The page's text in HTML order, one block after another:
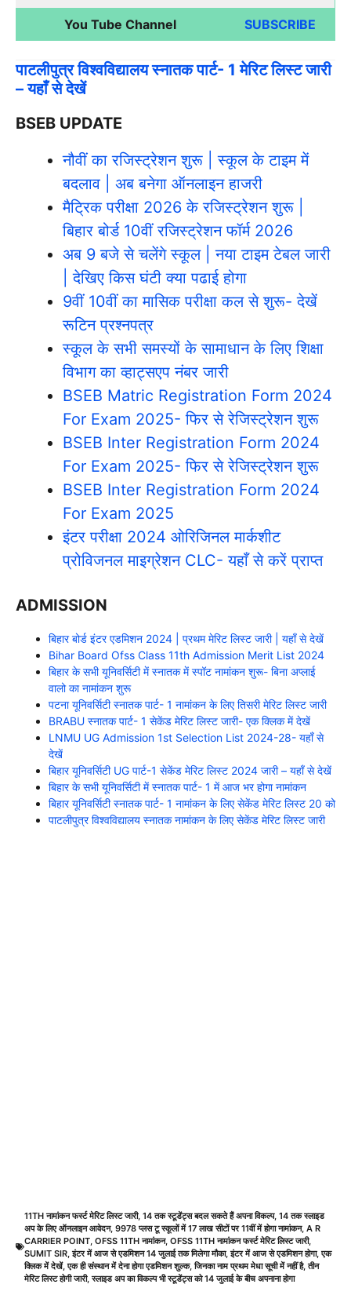
You Tube Channel SUBSCRIBE
पाटलीपुत्र विश्वविद्यालय स्नातक पार्ट- 1 मेरिट लिस्ट जारी
– यहाँ से देखें
BSEB UPDATE
नौवीं का रजिस्ट्रेशन शुरू | स्कूल के टाइम में
बदलाव | अब बनेगा ऑनलाइन हाजरी
मैट्रिक परीक्षा 2026 के रजिस्ट्रेशन शुरू |
बिहार बोर्ड 10वीं रजिस्ट्रेशन फॉर्म 2026
अब 9 बजे से चलेंगे स्कूल | नया टाइम टेबल जारी
| देखिए किस घंटी क्या पढाई होगा
9वीं 10वीं का मासिक परीक्षा कल से शुरू- देखें
रूटिन प्रश्नपत्र
स्कूल के सभी समस्यों के सामाधान के लिए शिक्षा
विभाग का व्हाट्सएप नंबर जारी
BSEB Matric Registration Form 2024
For Exam 2025- फिर से रेजिस्ट्रेशन शुरू
BSEB Inter Registration Form 2024
For Exam 2025- फिर से रेजिस्ट्रेशन शुरू
BSEB Inter Registration Form 2024
For Exam 2025
इंटर परीक्षा 2024 ओरिजिनल मार्कशीट
प्रोविजनल माइग्रेशन CLC- यहाँ से करें प्राप्त
ADMISSION
बिहार बोर्ड इंटर एडमिशन 2024 | प्रथम मेरिट लिस्ट जारी | यहाँ से देखें
Bihar Board Ofss Class 11th Admission Merit List 2024
बिहार के सभी यूनिवर्सिटी में स्नातक में स्पॉट नामांकन शुरू- बिना अप्लाई
वालो का नामांकन शुरू
पटना यूनिवर्सिटी स्नातक पार्ट- 1 नामांकन के लिए तिसरी मेरिट लिस्ट जारी
BRABU स्नातक पार्ट- 1 सेकेंड मेरिट लिस्ट जारी- एक क्लिक में देखें
LNMU UG Admission 1st Selection List 2024-28- यहाँ से
देखें
बिहार यूनिवर्सिटी UG पार्ट-1 सेकेंड मेरिट लिस्ट 2024 जारी – यहाँ से देखें
बिहार के सभी यूनिवर्सिटी में स्नातक पार्ट- 1 में आज भर होगा नामांकन
बिहार यूनिवर्सिटी स्नातक पार्ट- 1 नामांकन के लिए सेकेंड मेरिट लिस्ट 20 को
पाटलीपुत्र विश्वविद्यालय स्नातक नामांकन के लिए सेकेंड मेरिट लिस्ट जारी
11TH नामांकन फर्स्ट मेरिट लिस्ट जारी, 14 तक स्टूडेंट्स बदल सकते हैं अपना विकल्प, 14 तक स्लाइड
अप के लिए ऑनलाइन आवेदन, 9978 प्लस टू स्कूलों में 17 लाख सीटों पर 11वीं में होगा नामांकन, A R
CARRIER POINT, OFSS 11TH नामांकन, OFSS 11TH नामांकन फर्स्ट मेरिट लिस्ट जारी,
SUMIT SIR,इंटर में आज से एडमिशन 14 जुलाई तक मिलेगा मौका,इंटर में आज से एडमिशन होगा,एक
क्लिक में देखें,एक ही संस्थान में देना होगा एडमिशन शुल्क,जिनका नाम प्रथम मेधा सूची में नहीं है,तीन
मेरिट लिस्ट होगी जारी,स्लाइड अप का विकल्प भी स्टूडेंट्स को 14 जुलाई के बीच अपनाना होगा